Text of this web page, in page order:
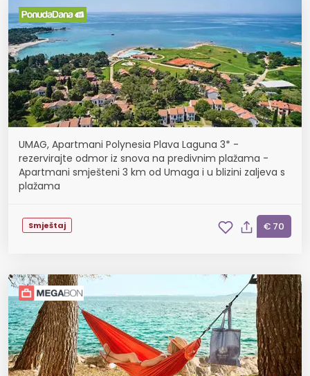
UMAG, Apartmani Polynesia Plava Laguna 3* -
rezervirajte odmor iz snova na predivnim plažama -
Apartmani smješteni 3 km od Umaga i u blizini zaljeva s
plažama
Smještaj € 70